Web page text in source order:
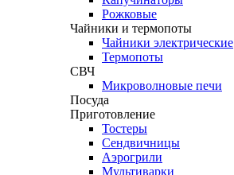
Рожковые
Чайники и термопоты
Чайники электрические
Термопоты
СВЧ
Микроволновые печи
Посуда
Приготовление
Тостеры
Сендвичницы
Аэрогрили
Мультиварки